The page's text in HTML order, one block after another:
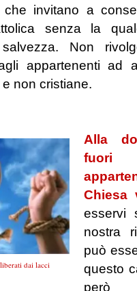
che invitano a
senza la
Non
appartenenti ad
non cristiane.
dai lacci
Alla
Chiesa
esservi
nostra
può
questo
però